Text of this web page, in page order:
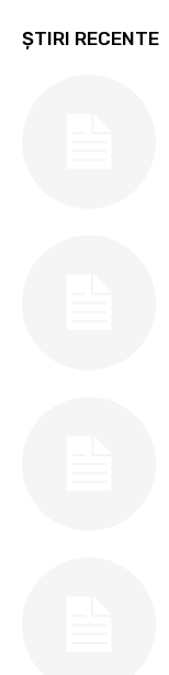
ȘTIRI RECENTE